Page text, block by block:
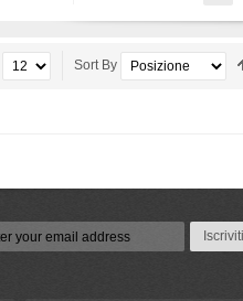
Sort By
Iscriviti